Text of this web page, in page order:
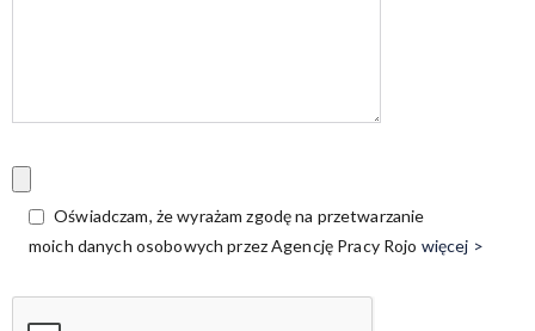
Oświadczam, że wyrażam zgodę na przetwarzanie
moich danych osobowych przez Agencję Pracy Rojo więcej >